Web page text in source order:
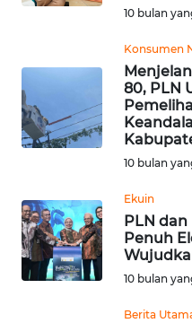
10 bulan
Konsumen
80, PLN
10 bulan
Ekuin
PLN
Penuh
10 bulan
Berita
SAMOSIR
LAWAS
WN
SUMEDANG